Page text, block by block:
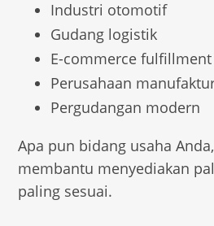
Industri otomotif
Gudang logistik
E-commerce fulfillment
Perusahaan
Pergudangan modern
Apa pun bidang usaha
membantu menyediakan
paling sesuai.